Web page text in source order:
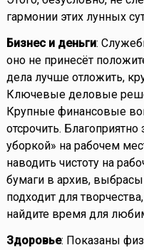
гармонии этих лунных
Бизнес и деньги:
оно не принесёт
дела лучше отложить,
Ключевые деловые
Крупные финансовые
отсрочить. Благоприятно
уборкой» на рабочем
наводить чистоту на
бумаги в архив,
подходит для
найдите время для
Здоровье: Показаны